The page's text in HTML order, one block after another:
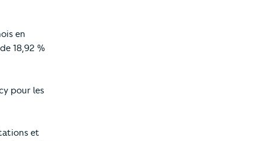
en
18,92 %
pour les
et